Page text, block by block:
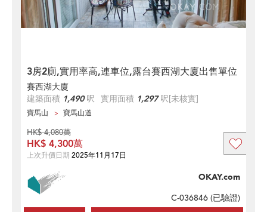
3房2廁,實用率高,連車位,露台賽西湖大廈出售單位
賽西湖大廈
建築面積 1,490呎 實用面積 1,297呎[未核實]
寶馬山 寶馬山道
OKAY.com
C-036846 (已驗證)
HK$ 4,080萬
HK$ 4,300萬
上次升價日期 2025年11月17日